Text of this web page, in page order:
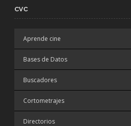
CVC
Aprende cine
Bases de Datos
Buscadores
Cortometrajes
Directorios